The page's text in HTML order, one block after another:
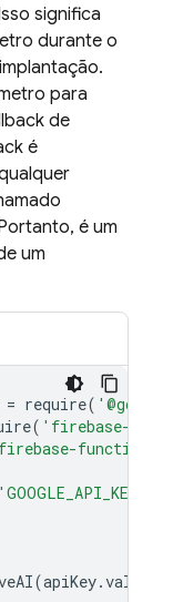
significa
durante o
para
de
é
é um
um
= require(
( 'firebase-
functions/
'GOOGLE_API_KEY'
(apiKey.value